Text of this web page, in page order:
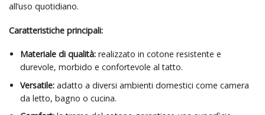
all’uso quotidiano.
Caratteristiche principali:
Materiale di qualità:realizzato in cotone resistente e
durevole, morbido e confortevole al tatto.
Versatile:adatto a diversi ambienti domestici come camera
da letto, bagno o cucina.